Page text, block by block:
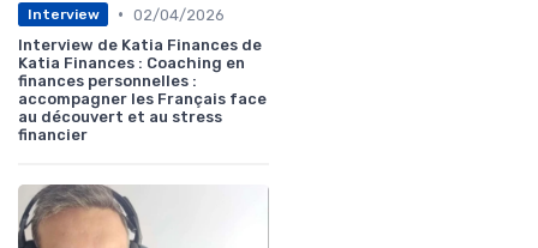
Interview • 02/04/2026
Interview de Katia Finances de
Katia Finances : Coaching en
finances personnelles :
accompagner les Français face
au découvert et au stress
financier